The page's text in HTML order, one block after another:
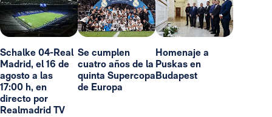
Schalke 04-Real
Madrid, el 16 de
agosto a las
17:00 h, en
directo por
Realmadrid TV
Se cumplen
cuatro años de la
quinta Supercopa
de Europa
Homenaje a
Puskas en
Budapest